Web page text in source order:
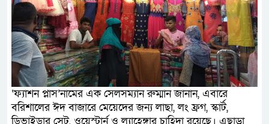
‘ফ্যাশন প্লাস’নামের এক সেলসম্যান রুম্মান জানান, এবারে
বরিশালের ঈদ বাজারে মেয়েদের জন্য লাছা, লং ফ্রগ, স্কার্ট,
ডিভাইডার সেট, ওয়েস্টার্ন ও ল্যাহেঙ্গার চাহিদা রয়েছে। এছাড়া